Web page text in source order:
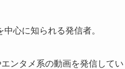
中心に知られる発信者。
ンタメ系の動画を発信してい